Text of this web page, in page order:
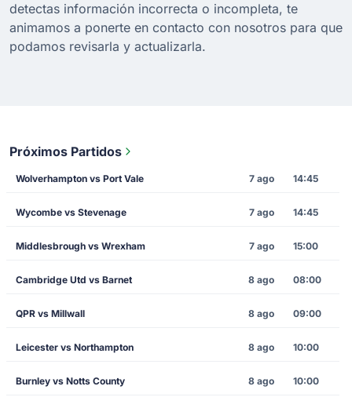
detectas información incorrecta o incompleta, te
animamos a ponerte en contacto con nosotros para que
podamos revisarla y actualizarla.
Próximos Partidos
Wolverhampton vs Port Vale 7 ago 14:45
Wycombe vs Stevenage 7 ago 14:45
Middlesbrough vs Wrexham 7 ago 15:00
Cambridge Utd vs Barnet 8 ago 08:00
QPR vs Millwall 8 ago 09:00
Leicester vs Northampton 8 ago 10:00
Burnley vs Notts County 8 ago 10:00